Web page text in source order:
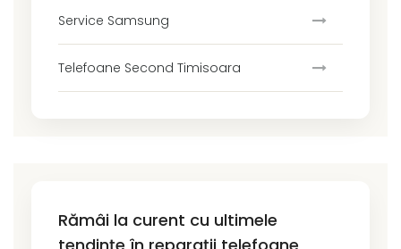
Service Samsung
Telefoane Second Timisoara
Rămâi la curent cu ultimele